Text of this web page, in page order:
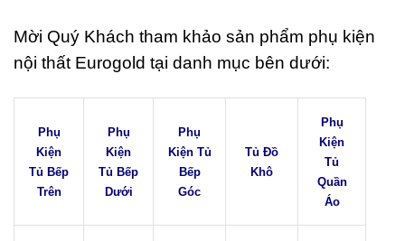
Mời Quý Khách tham khảo sản phẩm phụ kiện
nội thất Eurogold tại danh mục bên dưới:
Phụ
Kiện
Tủ Bếp
Trên
Phụ
Kiện
Tủ Bếp
Dưới
Phụ
Kiện Tủ
Bếp
Góc
Tủ Đồ
Khô
Phụ
Kiện
Tủ
Quần
Áo